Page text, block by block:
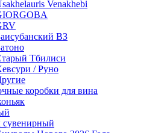
Venakhebi
ВЗ
Тбилиси
/ Руно
коробки для вина
сувенирный